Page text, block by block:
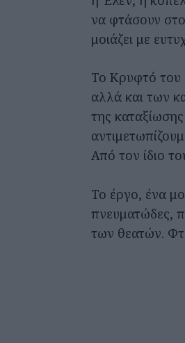
να φτάσουν
μοιάζει με
Το Κρυφτό του
αλλά και των
της
Από τον ίδιο
Το έργο, ένα
πνευματώδες,
των θεατών.